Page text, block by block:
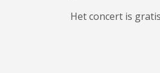
Het concert is